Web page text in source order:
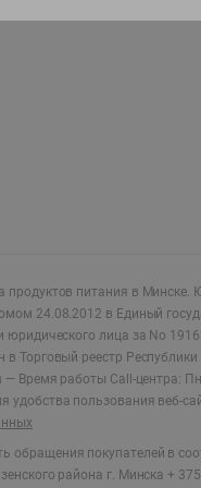
питания в Минске.
24.08.2012 в Единый
юридического лица за No
Торговый реестр
— Время работы Call-центра:
удобства пользования веб-
обращения покупателей в
района г. Минска +